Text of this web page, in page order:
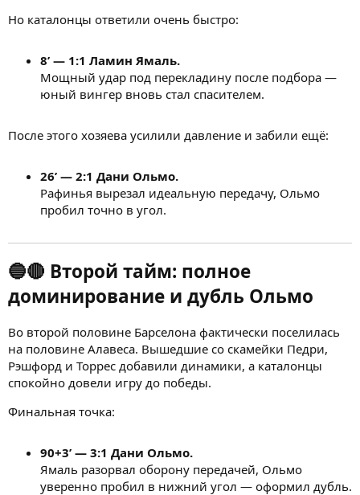
Но каталонцы ответили очень быстро:
8’ — 1:1 Ламин Ямаль.
Мощный удар под перекладину после подбора —
юный вингер вновь стал спасителем.
После этого хозяева усилили давление и забили ещё:
26’ — 2:1 Дани Ольмо.
Рафинья вырезал идеальную передачу, Ольмо
пробил точно в угол.
🔵🔴 Второй тайм: полное
доминирование и дубль Ольмо
Во второй половине Барселона фактически поселилась
на половине Алавеса. Вышедшие со скамейки Педри,
Рэшфорд и Торрес добавили динамики, а каталонцы
спокойно довели игру до победы.
Финальная точка:
90+3’ — 3:1 Дани Ольмо.
Ямаль разорвал оборону передачей, Ольмо
уверенно пробил в нижний угол — оформил дубль.